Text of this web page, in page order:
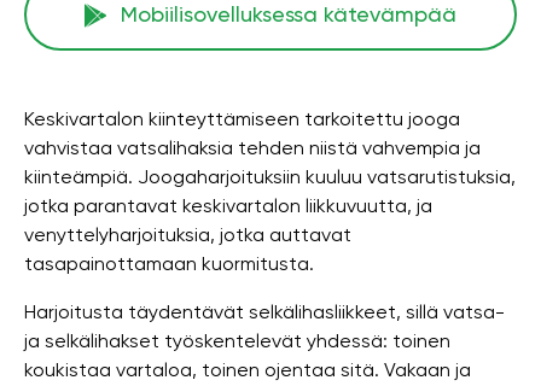
Mobiilisovelluksessa kätevämpää
Keskivartalon kiinteyttämiseen tarkoitettu jooga
vahvistaa vatsalihaksia tehden niistä vahvempia ja
kiinteämpiä. Joogaharjoituksiin kuuluu vatsarutistuksia,
jotka parantavat keskivartalon liikkuvuutta, ja
venyttelyharjoituksia, jotka auttavat
tasapainottamaan kuormitusta.
Harjoitusta täydentävät selkälihasliikkeet, sillä vatsa-
ja selkälihakset työskentelevät yhdessä: toinen
koukistaa vartaloa, toinen ojentaa sitä. Vakaan ja